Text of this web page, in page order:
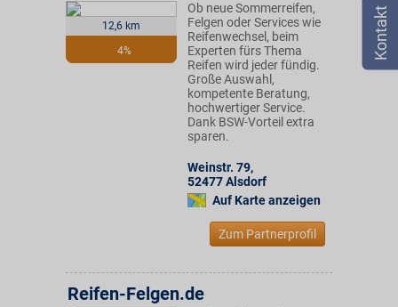
☎ 0800 - 279 25 82
12,6 km
4%
Ob neue Sommerreifen,
Felgen oder Services wie
Reifenwechsel, beim
Experten fürs Thema
Reifen wird jeder fündig.
Große Auswahl,
kompetente Beratung,
hochwertiger Service.
Dank BSW-Vorteil extra
sparen.
Weinstr. 79,
52477Alsdorf
Auf Karte anzeigen
Zum Partnerprofil
Reifen-Felgen.de